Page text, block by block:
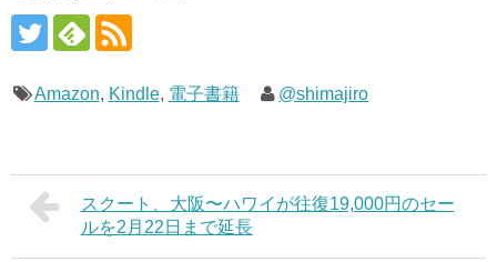
Amazon, Kindle, 電子書籍 @shimajiro
スクート、大阪〜ハワイが往復19,000円のセー
ルを2月22日まで延長